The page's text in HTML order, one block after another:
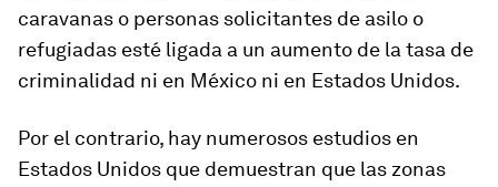
caravanas o personas solicitantes de asilo o
refugiadas esté ligada a un aumento de la tasa de
criminalidad ni en México ni en Estados Unidos.
Por el contrario, hay numerosos estudios en
Estados Unidos que demuestran que las zonas